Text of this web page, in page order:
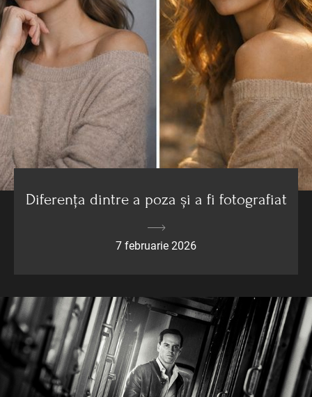
Diferența dintre a poza și a fi fotografiat
7 februarie 2026